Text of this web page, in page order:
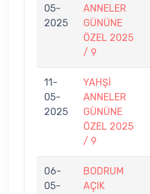
05-
2025
ANNELER
GÜNÜNE
ÖZEL 2025
/ 9
11-
05-
2025
YAHŞİ
ANNELER
GÜNÜNE
ÖZEL 2025
/ 9
06-
05-
BODRUM
AÇIK